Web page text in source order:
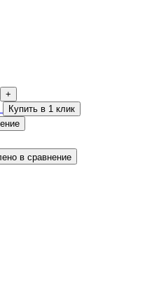
+
Купить в 1 клик
в сравнение